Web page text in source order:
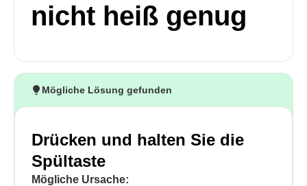
nicht heiß genug
Mögliche Lösung gefunden
Drücken und halten Sie die
Spültaste
Mögliche Ursache: